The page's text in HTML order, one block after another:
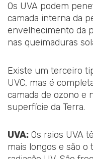
Os UVA podem
camada interna da
envelhecimento da
nas queimaduras
Existe um terceiro
UVC, mas é
camada de ozono e
superfície da Terra.
UVA: Os raios UVA
mais longos e são